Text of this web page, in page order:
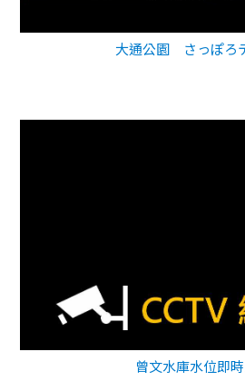
大通公園 さっぽろ
曾文水庫水位即